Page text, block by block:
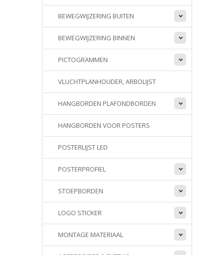
BEWEGWIJZERING BUITEN
BEWEGWIJZERING BINNEN
PICTOGRAMMEN
VLUCHTPLANHOUDER, ARBOLIJST
HANGBORDEN PLAFONDBORDEN
HANGBORDEN VOOR POSTERS
POSTERLIJST LED
POSTERPROFIEL
STOEPBORDEN
LOGO STICKER
MONTAGE MATERIAAL